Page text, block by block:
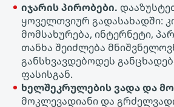
იჯარის პირობები.
ყოველთვიურ გადასახადში:
მომსახურება, ინტერნეტი,
თანხა შეიძლება
განსხვავდებოდეს
ფასისგან.
ხელშეკრულების ვადა და
მოკლევადიანი და